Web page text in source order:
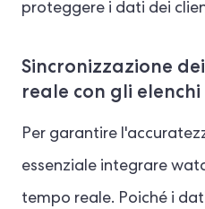
proteggere i dati dei
Sincronizzazione
reale con gli
Per garantire
essenziale integrare
tempo reale. Poiché i